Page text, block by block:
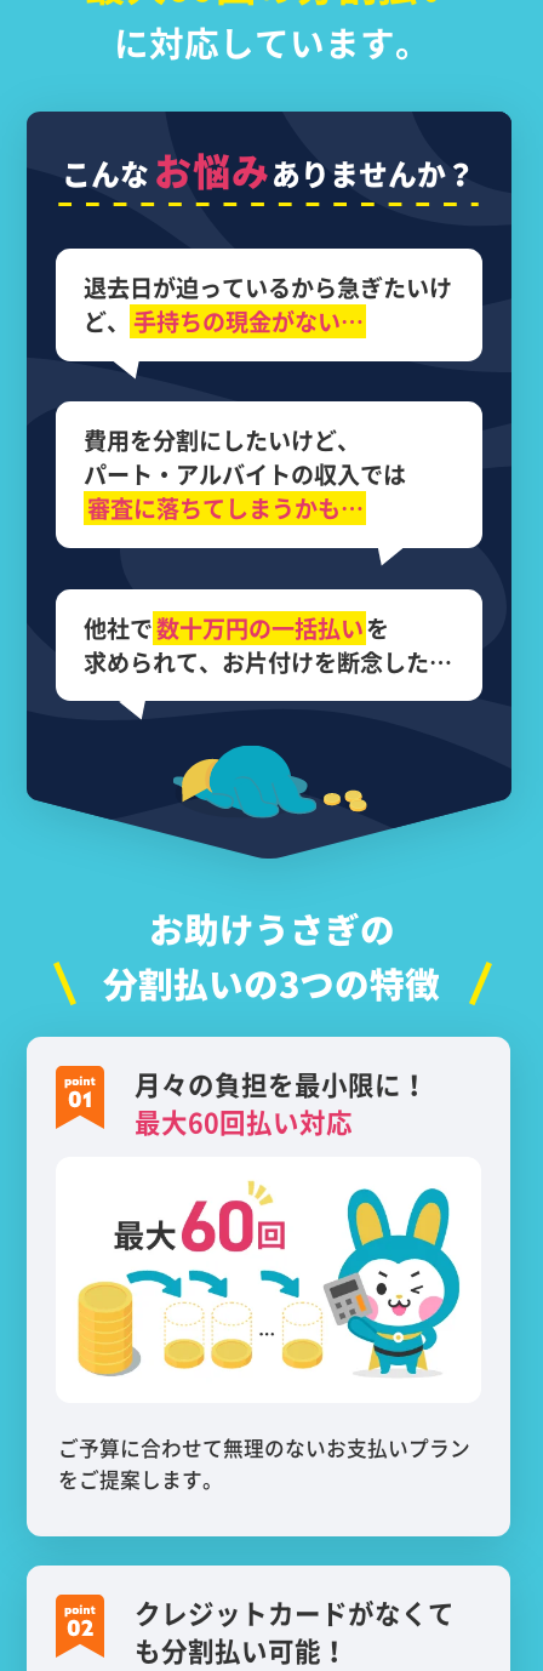
に対応しています。
こんなお悩みありませんか？
退去日が迫っているから急ぎたいけ
ど、 手持ちの現金がない…
費用を分割にしたいけど、
パート・アルバイトの収入では
審査に落ちてしまうかも…
他社で数十万円の一括払いを
求められて、 お片付けを断念した…
お助けうさぎの
分割払いの3つの特徴
月々の負担を最小限に！
最大60回払い対応
ご予算に合わせて無理のないお支払いプラン
をご提案します。
クレジットカードがなくて
も分割払い可能！